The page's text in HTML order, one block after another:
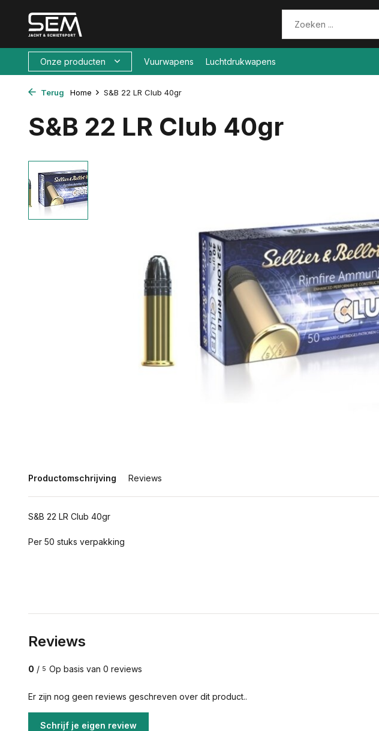
Onze producten Vuurwapens Luchtdrukwapens
Terug Home S&B 22 LR Club 40gr
S&B 22 LR Club 40gr
Productomschrijving Reviews
S&B 22 LR Club 40gr
Per 50 stuks verpakking
Reviews
0 / 5 Op basis van 0 reviews
Er zijn nog geen reviews geschreven over dit product..
Schrijf je eigen review